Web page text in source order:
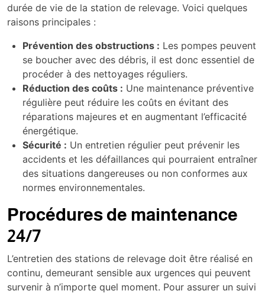
durée de vie de la station de relevage. Voici quelques
raisons principales :
Prévention des obstructions : Les pompes peuvent
se boucher avec des débris, il est donc essentiel de
procéder à des nettoyages réguliers.
Réduction des coûts : Une maintenance préventive
régulière peut réduire les coûts en évitant des
réparations majeures et en augmentant l’efficacité
énergétique.
Sécurité : Un entretien régulier peut prévenir les
accidents et les défaillances qui pourraient entraîner
des situations dangereuses ou non conformes aux
normes environnementales.
Procédures de maintenance
24/7
L’entretien des stations de relevage doit être réalisé en
continu, demeurant sensible aux urgences qui peuvent
survenir à n’importe quel moment. Pour assurer un suivi